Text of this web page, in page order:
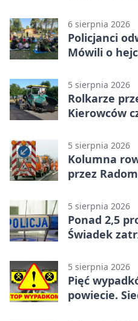
6 sierpnia 2026
Policjanci
Mówili o
5 sierpnia 2026
Rolkarze
Kierowców
5 sierpnia 2026
Kolumna
przez
5 sierpnia 2026
Ponad 2,5
Świadek
5 sierpnia 2026
Pięć
powiecie.